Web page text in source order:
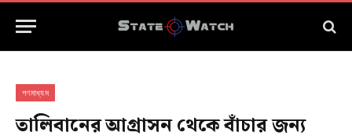
গণমাধ্যম
তালিবানের আগ্রাসন থেকে বাঁচার জন্য